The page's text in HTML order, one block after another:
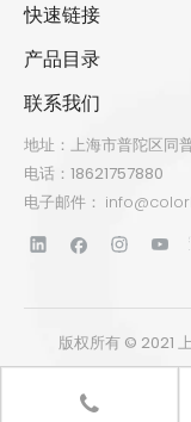
快速链接
产品目录
联系我们
地址：上海市普陀区同
电话：18621757880
电子邮件：
版权所有 © 2021